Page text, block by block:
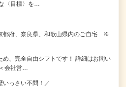
〈目標〉を…
都府、奈良県、和歌山県内のご自宅 ※
め、完全自由シフトです！ 詳細はお問い
会社営…
いっさい不問！／